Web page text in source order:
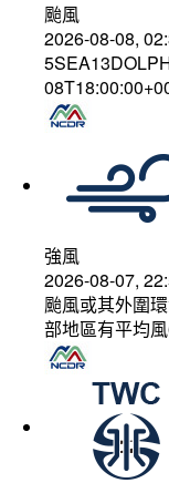
颱風
2026-08-08,
強風
2026-08-07,
颱風或其外圍
部地區有平均